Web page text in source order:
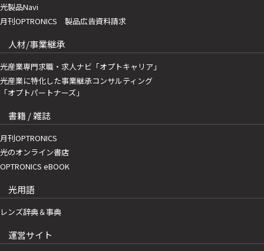
光製品Navi
月刊OPTRONICS 製品広告資料請求
人材/事業継承
光産業専門求職・求人ナビ「オプトキャリア」
光産業に特化した事業継承コンサルティング
「オプトパートナーズ」
書籍 / 雑誌
月刊OPTRONICS
光のオンライン書店
OPTRONICS eBOOK
光用語
レンズ辞典＆事典
運営サイト